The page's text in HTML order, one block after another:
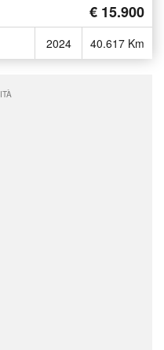
€ 15.900
2024 40.617 Km